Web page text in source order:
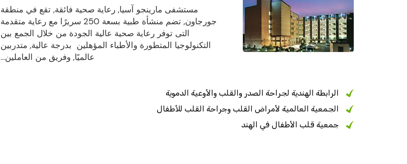
مستشفى مارينجو آسيا, رعاية صحية فائقة, تقع في منطقة
جورجاون, تضم منشأة طبية بسعة 250 سريرًا مع رعاية متقدمة
التى توفر رعاية صحية عالية الجودة من خلال الجمع بين
التكنولوجيا المتطورة والأطباء المؤهلين بدرجة عالية, متدربين
عالميًا, وفريق من العاملين…
الرابطة الهندية لجراحة الصدر والقلب والأوعية الدموية
الجمعية العالمية لأمراض القلب وجراحة القلب للأطفال
جمعية قلب الأطفال في الهند